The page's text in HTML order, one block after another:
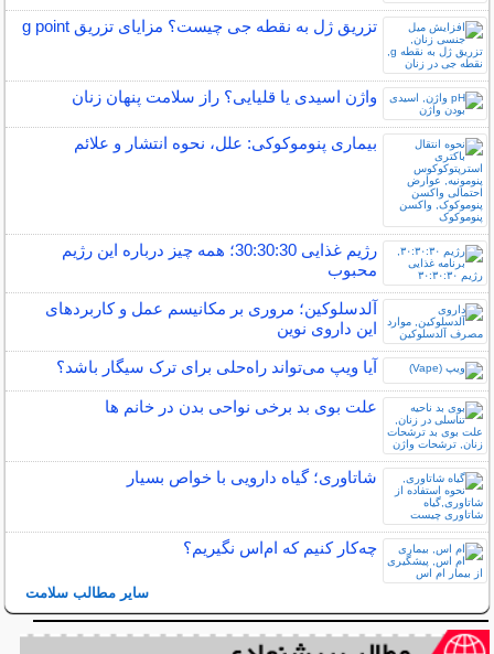
تزریق ژل به نقطه جی چیست؟ مزایای تزریق g point
واژن اسیدی یا قلیایی؟ راز سلامت پنهان زنان
بیماری پنوموکوکی: علل، نحوه انتشار و علائم
رژیم غذایی 30:30:30؛ همه چیز درباره این رژیم
محبوب
آلدسلوکین؛ مروری بر مکانیسم عمل و کاربردهای
این داروی نوین
آیا ویپ می‌تواند راه‌حلی برای ترک سیگار باشد؟
علت بوی بد برخی نواحی بدن در خانم ها
شاتاوری؛ گیاه دارویی با خواص بسیار
چه‌كار كنيم كه ام‌اس نگيريم؟
سایر مطالب سلامت